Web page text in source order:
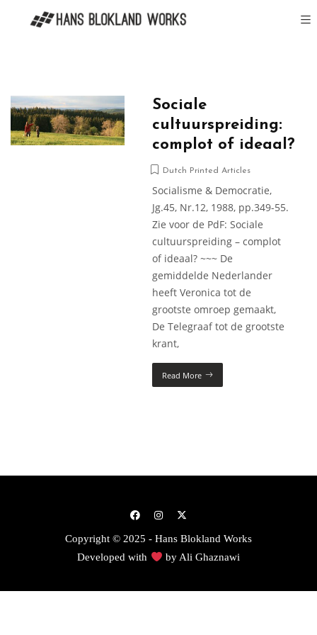
Sociale
cultuurspreiding:
complot of ideaal?
Dutch Printed Articles
Socialisme & Democratie,
Jg.45, Nr.12, 1988, pp.349-55.
Zie voor de PdF: Sociale
cultuurspreiding – complot
of ideaal? ~~~ De
gemiddelde Nederlander
heeft Veronica tot de
grootste omroep gemaakt,
De Telegraaf tot de grootste
krant,
Read More
Copyright © 2025 - Hans Blokland Works
Developed with
by Ali Ghaznawi